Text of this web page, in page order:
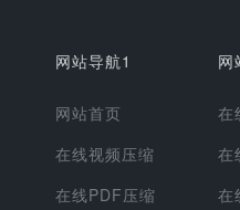
网站导航1
网站首页
在线视频压缩
在线PDF压缩
网
在
在
在